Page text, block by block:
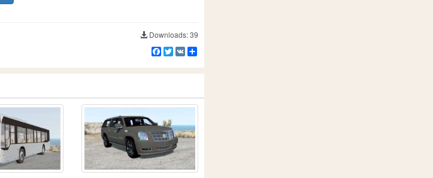
Downloads: 39
Facebook
Twitter
VK